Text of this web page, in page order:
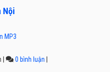
Nội
MP3
0 bình luận